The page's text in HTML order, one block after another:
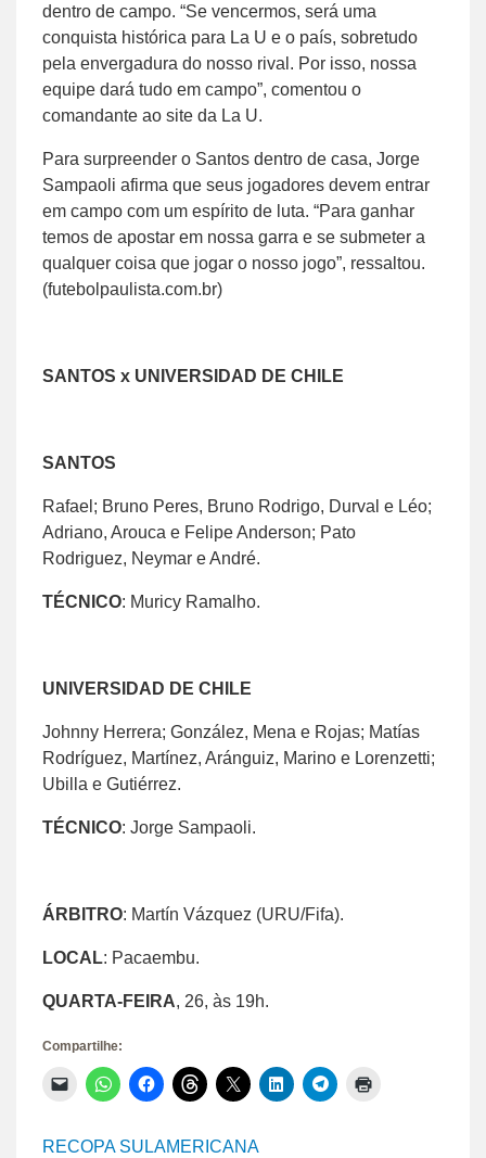
dentro de campo. “Se vencermos, será uma
conquista histórica para La U e o país, sobretudo
pela envergadura do nosso rival. Por isso, nossa
equipe dará tudo em campo”, comentou o
comandante ao site da La U.
Para surpreender o Santos dentro de casa, Jorge
Sampaoli afirma que seus jogadores devem entrar
em campo com um espírito de luta. “Para ganhar
temos de apostar em nossa garra e se submeter a
qualquer coisa que jogar o nosso jogo”, ressaltou.
(futebolpaulista.com.br)
SANTOS x UNIVERSIDAD DE CHILE
SANTOS
Rafael; Bruno Peres, Bruno Rodrigo, Durval e Léo;
Adriano, Arouca e Felipe Anderson; Pato
Rodriguez, Neymar e André.
TÉCNICO: Muricy Ramalho.
UNIVERSIDAD DE CHILE
Johnny Herrera; González, Mena e Rojas; Matías
Rodríguez, Martínez, Aránguiz, Marino e Lorenzetti;
Ubilla e Gutiérrez.
TÉCNICO: Jorge Sampaoli.
ÁRBITRO: Martín Vázquez (URU/Fifa).
LOCAL: Pacaembu.
QUARTA-FEIRA, 26, às 19h.
Compartilhe:
Clique
para
link
por
Clique
para
WhatsApp(abre
em
Clique
para
Facebook(abre
em
Clique
para
Threads(abre
em
Clique
para
X(abre
em
Clique
para
Clique
para
RECOPA SULAMERICANA